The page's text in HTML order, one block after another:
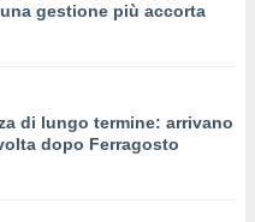
gestione più accorta
di lungo termine: arrivano
dopo Ferragosto